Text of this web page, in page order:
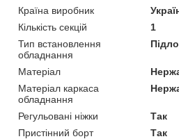
Країна виробник
Кількість секцій
1
Тип встановлення
обладнання
Матеріал
Матеріал каркаса
обладнання
Регульовані ніжки
Так
Пристінний борт
Так